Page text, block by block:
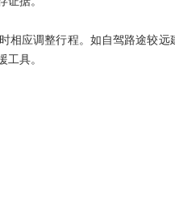
相应调整行程。如自驾路途较远
工具。